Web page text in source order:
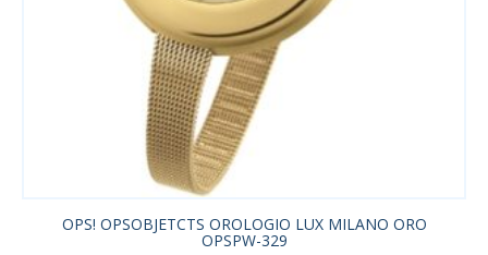
OPS! OPSOBJETCTS OROLOGIO LUX MILANO ORO
OPSPW-329